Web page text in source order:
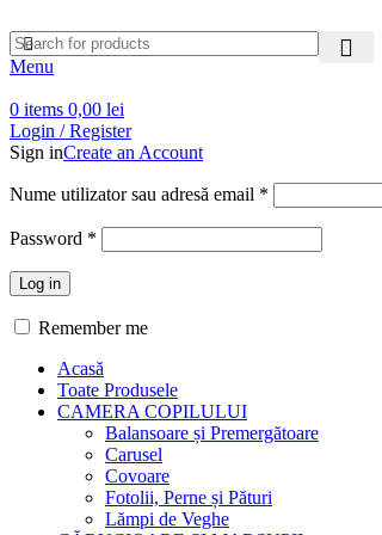
Menu
0 items 0,00 lei
Login / Register
Sign inCreate an Account
Nume utilizator sau adresă email *
Password *
Log in
Remember me
Acasă
Toate Produsele
CAMERA COPILULUI
Balansoare și Premergătoare
Carusel
Covoare
Fotolii, Perne și Pături
Lămpi de Veghe